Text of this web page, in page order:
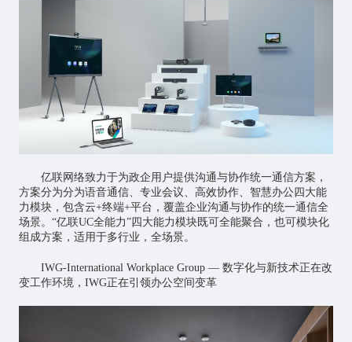
亿联网络致力于为政企用户提供沟通与协作统一通信方案，
方案分为分为语音通信、专业会议、高效协作、智慧办公四大能
力模块，包含云+终端+平台，覆盖企业沟通与协作的统一通信全
场景。“亿联UC全能力”四大能力模块既可全能聚合，也可模块化
组成方案，适用于多行业，全场景。
IWG-International Workplace Group — 数字化与新技术正在改
变工作环境，IWG正在引领办公空间变革